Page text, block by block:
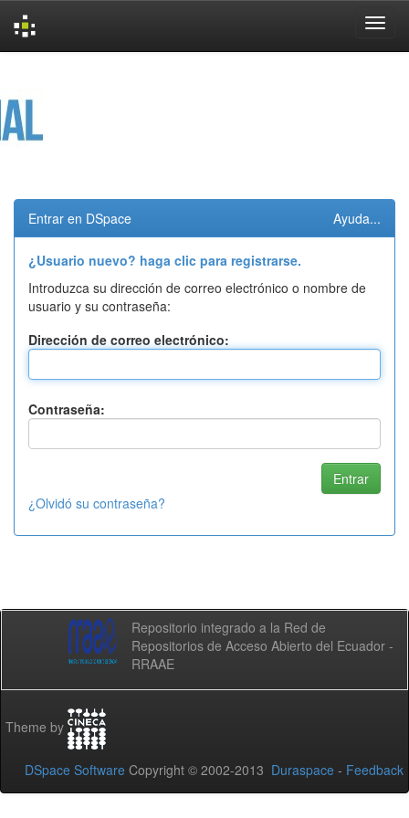
Entrar en DSpace Ayuda...
¿Usuario nuevo? haga clic para registrarse.
Introduzca su dirección de correo electrónico o nombre de
usuario y su contraseña:
Dirección de correo electrónico:
Contraseña:
¿Olvidó su contraseña?
Repositorio integrado a la Red de
Repositorios de Acceso Abierto del Ecuador -
RRAAE
Theme by
DSpace Software Copyright © 2002-2013 Duraspace - Feedback